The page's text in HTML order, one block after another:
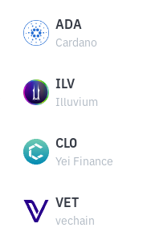
ADA
Cardano
ILV
Illuvium
CLO
Yei Finance
VET
vechain